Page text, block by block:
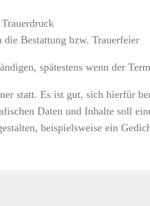
Bestattung bzw. Trauerfeier
spätestens wenn der
statt. Es ist gut, sich hierfür
Daten und Inhalte soll
beispielsweise ein